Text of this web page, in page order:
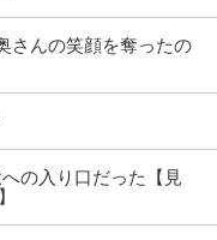
さんの笑顔を奪ったの
の入り口だった【見